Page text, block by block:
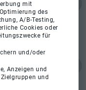
mit
des
A/B-Testing,
Cookies oder
für
und/oder
Anzeigen und
und